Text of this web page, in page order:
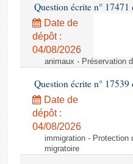
Question écrite n°
Date de
dépôt :
04/08/2026
animaux - Préservation
Question écrite n°
Date de
dépôt :
04/08/2026
immigration - Protection
migratoire